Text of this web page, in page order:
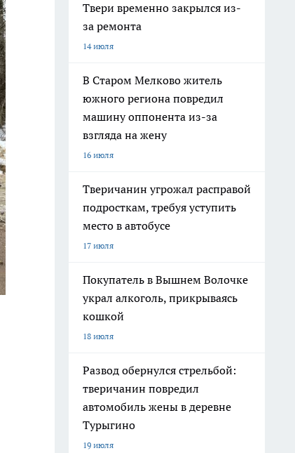
Твери временно закрылся из-
за ремонта
14 июля
В Старом Мелково житель
южного региона повредил
машину оппонента из-за
взгляда на жену
16 июля
Тверичанин угрожал расправой
подросткам, требуя уступить
место в автобусе
17 июля
Покупатель в Вышнем Волочке
украл алкоголь, прикрываясь
кошкой
18 июля
Развод обернулся стрельбой:
тверичанин повредил
автомобиль жены в деревне
Турыгино
19 июля